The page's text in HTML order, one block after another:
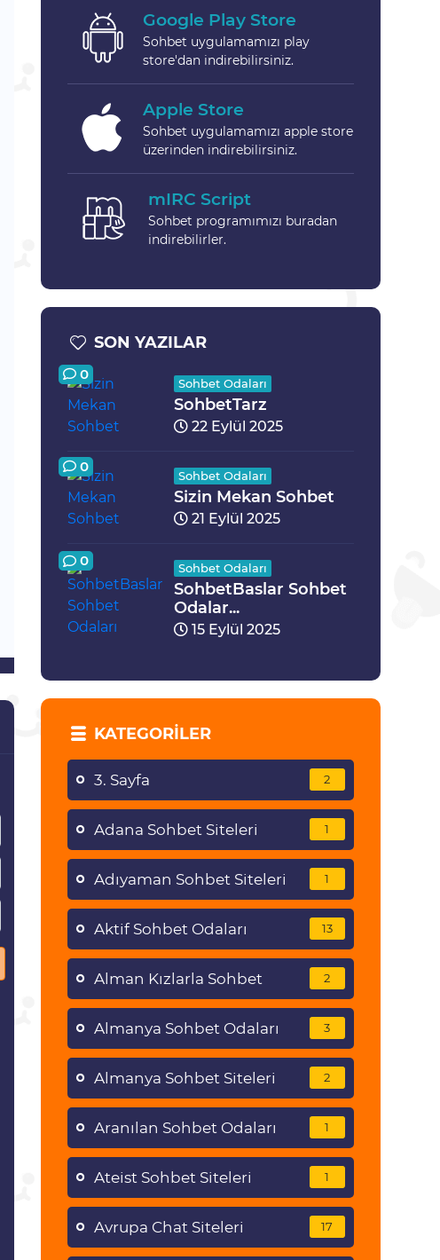
Google Play Store
Sohbet uygulamamızı play
store'dan indirebilirsiniz.
Apple Store
Sohbet uygulamamızı apple store
üzerinden indirebilirsiniz.
mIRC Script
Sohbet programımızı buradan
indirebilirler.
SON YAZILAR
0
Sohbet Odaları
SohbetTarz
22 Eylül 2025
0
Sohbet Odaları
Sizin Mekan Sohbet
21 Eylül 2025
0 Sohbet Odaları
SohbetBaslar Sohbet
Odalar...
15 Eylül 2025
KATEGORILER
3. Sayfa 2
Adana Sohbet Siteleri 1
Adıyaman Sohbet Siteleri 1
Aktif Sohbet Odaları 13
Alman Kızlarla Sohbet 2
Almanya Sohbet Odaları 3
Almanya Sohbet Siteleri 2
Aranılan Sohbet Odaları 1
Ateist Sohbet Siteleri 1
Avrupa Chat Siteleri 17